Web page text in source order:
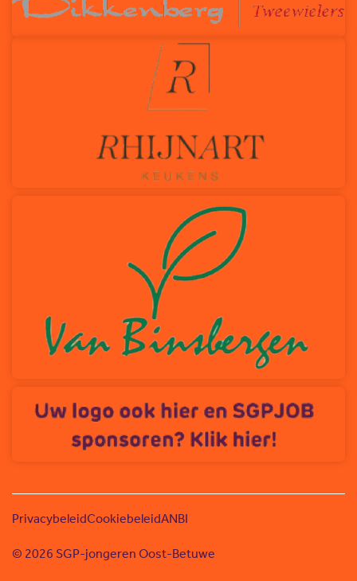
PrivacybeleidCookiebeleidANBI
© 2026 SGP-jongeren Oost-Betuwe